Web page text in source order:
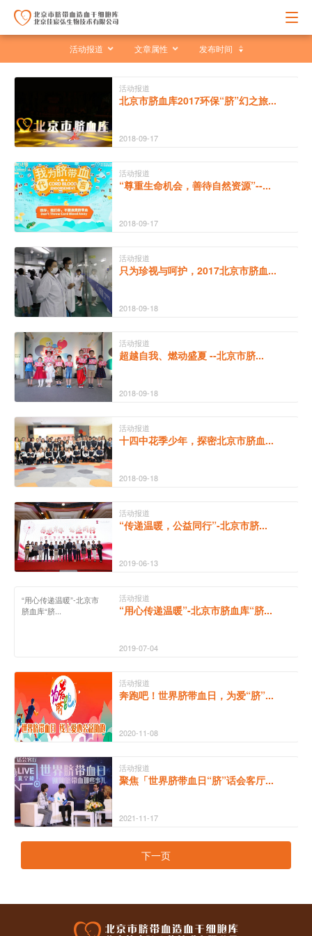
活动报道 文章属性 发布时间
活动报道
北京市脐血库2017环保“脐”幻之旅...
2018-09-17
活动报道
“尊重生命机会，善待自然资源”--...
2018-09-17
活动报道
只为珍视与呵护，2017北京市脐血...
2018-09-18
活动报道
超越自我、燃动盛夏 --北京市脐...
2018-09-18
活动报道
十四中花季少年，探密北京市脐血...
2018-09-18
活动报道
“传递温暖，公益同行”-北京市脐...
2019-06-13
“用心传递温暖”-北京市
脐血库“脐...
活动报道
“用心传递温暖”-北京市脐血库“脐...
2019-07-04
活动报道
奔跑吧！世界脐带血日，为爱“脐”...
2020-11-08
活动报道
聚焦「世界脐带血日“脐”话会客厅...
2021-11-17
下一页